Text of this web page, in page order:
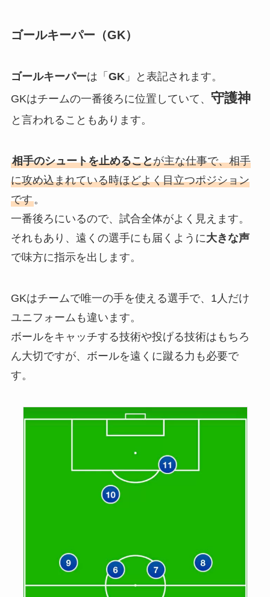
ゴールキーパー（GK）
ゴールキーパーは「 GK」と表記されます。
GKはチームの一番後ろに位置していて、 守護神
と言われることもあります。
相手のシュートを止めることが主な仕事で、相手
に攻め込まれている時ほどよく目立つポジション
です。
一番後ろにいるので、試合全体がよく見えます。
それもあり、遠くの選手にも届くように大きな声
で味方に指示を出します。
GKはチームで唯一の手を使える選手で、1人だけ
ユニフォームも違います。
ボールをキャッチする技術や投げる技術はもちろ
ん大切ですが、ボールを遠くに蹴る力も必要で
す。